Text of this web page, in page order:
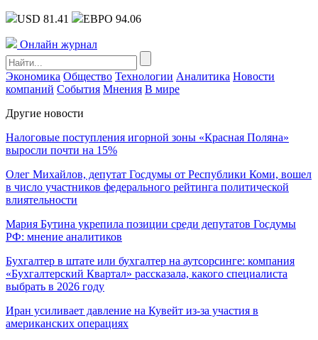
USD 81.41 ЕВРО 94.06
Онлайн журнал
Экономика Общество Технологии Аналитика Новости
компаний События Мнения В мире
Другие новости
Налоговые поступления игорной зоны «Красная Поляна»
выросли почти на 15%
Олег Михайлов, депутат Госдумы от Республики Коми, вошел
в число участников федерального рейтинга политической
влиятельности
Мария Бутина укрепила позиции среди депутатов Госдумы
РФ: мнение аналитиков
Бухгалтер в штате или бухгалтер на аутсорсинге: компания
«Бухгалтерский Квартал» рассказала, какого специалиста
выбрать в 2026 году
Иран усиливает давление на Кувейт из-за участия в
американских операциях